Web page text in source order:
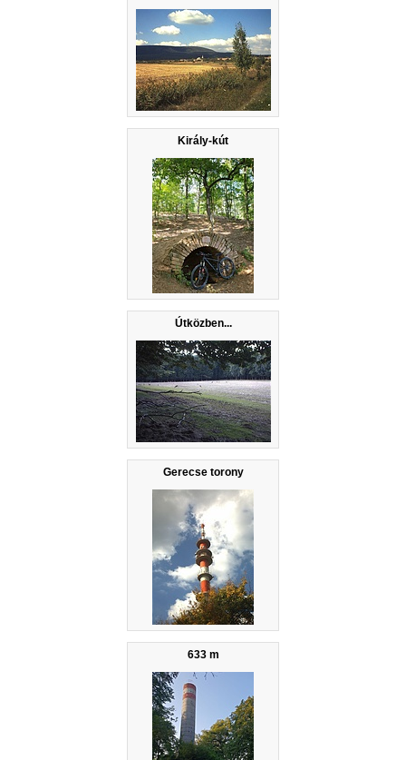
Király-kút
Útközben...
Gerecse torony
633 m